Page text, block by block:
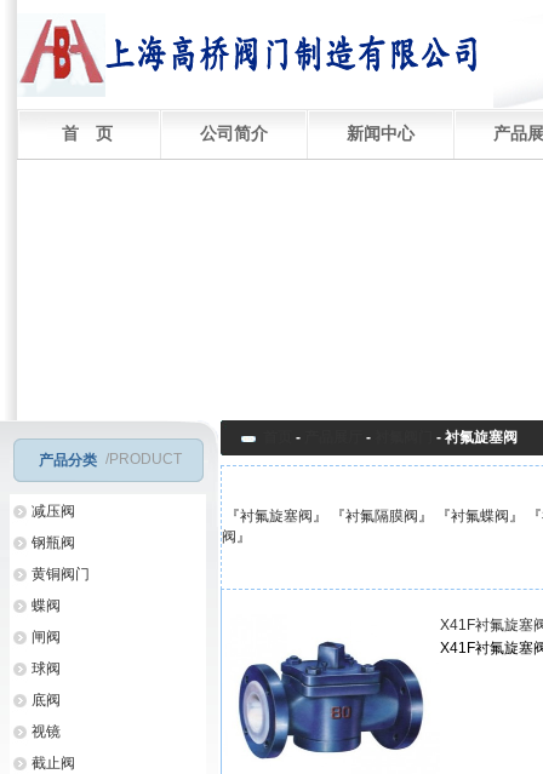
首 页 公司简介 新闻中心 产品
产品分类 /PRODUCT
减压阀
钢瓶阀
黄铜阀门
蝶阀
闸阀
球阀
底阀
视镜
截止阀
- - - 衬氟旋塞阀
『衬氟旋塞阀 』 『衬氟隔膜阀 』 『衬氟蝶阀 』 『
阀 』
X41F衬氟旋塞
X41F衬氟旋塞